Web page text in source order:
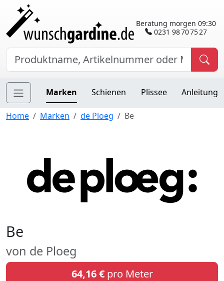
Beratung morgen 09:30
0231 98 70 75 27
Marken Schienen Plissee Anleitung
Home Marken de Ploeg Be
Be
von de Ploeg
64,16 €pro Meter